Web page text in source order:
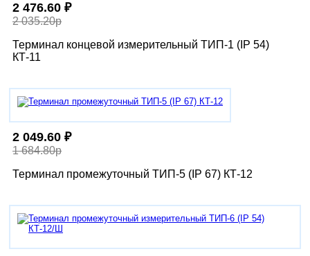
2 476.60 ₽
2 035.20р
Терминал концевой измерительный ТИП-1 (IP 54)
КТ-11
2 049.60 ₽
1 684.80р
Терминал промежуточный ТИП-5 (IP 67) КТ-12